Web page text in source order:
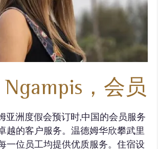
，会员
亚洲度假会预订时,中国的会员服务
越的客户服务。温德姆华欣攀武里
一位员工均提供优质服务。住宿设